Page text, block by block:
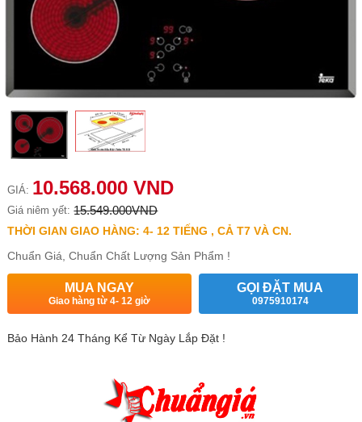
GIÁ: 10.568.000 VND
Giá niêm yết: 15.549.000VND
THỜI GIAN GIAO HÀNG: 4- 12 TIẾNG , CẢ T7 VÀ CN.
Chuẩn Giá, Chuẩn Chất Lượng Sản Phẩm !
MUA NGAY
Giao hàng từ 4- 12 giờ
GỌI ĐẶT MUA
0975910174
Bảo Hành 24 Tháng Kể Từ Ngày Lắp Đặt !